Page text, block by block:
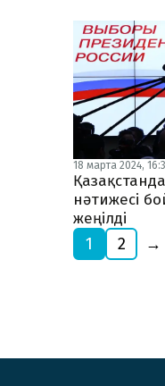
18 марта 2024,
нәтижесі
жеңілді
1 2 →